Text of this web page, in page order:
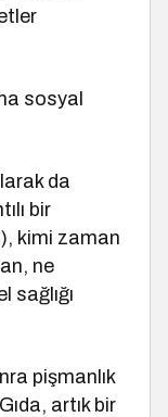
sosyal
da
bir
kimi zaman
ne
sağlığı
pişmanlık
artık bir